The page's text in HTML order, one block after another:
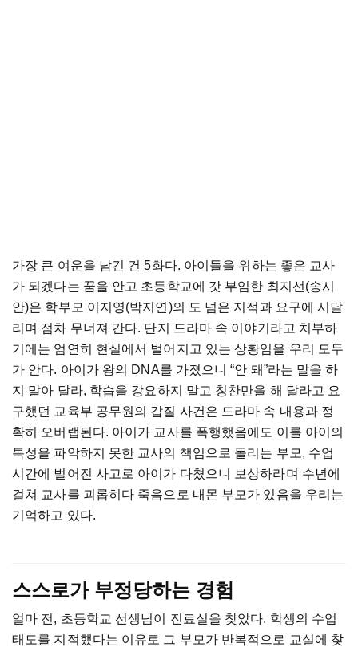
가장 큰 여운을 남긴 건 5화다. 아이들을 위하는 좋은 교사
가 되겠다는 꿈을 안고 초등학교에 갓 부임한 최지선(송시
안)은 학부모 이지영(박지연)의 도 넘은 지적과 요구에 시달
리며 점차 무너져 간다. 단지 드라마 속 이야기라고 치부하
기에는 엄연히 현실에서 벌어지고 있는 상황임을 우리 모두
가 안다. 아이가 왕의 DNA를 가졌으니 “안 돼”라는 말을 하
지 말아 달라, 학습을 강요하지 말고 칭찬만을 해 달라고 요
구했던 교육부 공무원의 갑질 사건은 드라마 속 내용과 정
확히 오버랩된다. 아이가 교사를 폭행했음에도 이를 아이의
특성을 파악하지 못한 교사의 책임으로 돌리는 부모, 수업
시간에 벌어진 사고로 아이가 다쳤으니 보상하라며 수년에
걸쳐 교사를 괴롭히다 죽음으로 내몬 부모가 있음을 우리는
기억하고 있다.
스스로가 부정당하는 경험
얼마 전, 초등학교 선생님이 진료실을 찾았다. 학생의 수업
태도를 지적했다는 이유로 그 부모가 반복적으로 교실에 찾